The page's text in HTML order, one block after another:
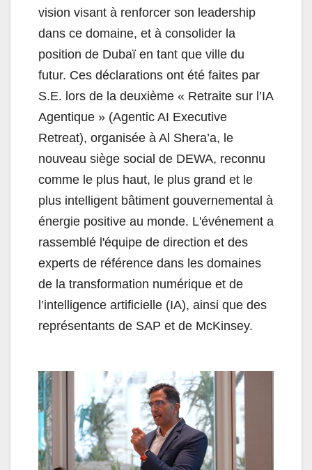
vision visant à renforcer son leadership
dans ce domaine, et à consolider la
position de Dubaï en tant que ville du
futur. Ces déclarations ont été faites par
S.E. lors de la deuxième « Retraite sur l’IA
Agentique » (Agentic AI Executive
Retreat), organisée à Al Shera’a, le
nouveau siège social de DEWA, reconnu
comme le plus haut, le plus grand et le
plus intelligent bâtiment gouvernemental à
énergie positive au monde. L'événement a
rassemblé l'équipe de direction et des
experts de référence dans les domaines
de la transformation numérique et de
l’intelligence artificielle (IA), ainsi que des
représentants de SAP et de McKinsey.